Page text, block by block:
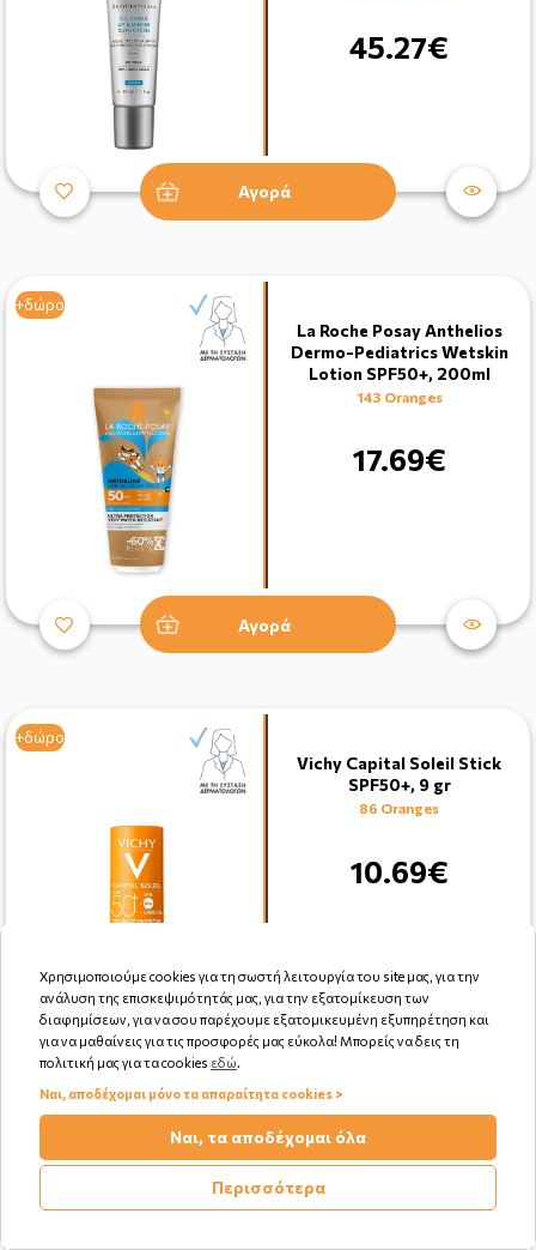
45.27€
Αγορά
+δώρο
La Roche Posay Anthelios
Dermo-Pediatrics Wetskin
Lotion SPF50+, 200ml
143 Oranges
17.69€
Αγορά
+δώρο
Vichy Capital Soleil Stick
SPF50+, 9 gr
86 Oranges
10.69€
+δώρο
La Roche Posay Anthelios
Χρησιμοποιούμε cookies για τη σωστή λειτουργία του site μας, για την
ανάλυση της επισκεψιμότητάς μας, για την εξατομίκευση των
διαφημίσεων, για να σου παρέχουμε εξατομικευμένη εξυπηρέτηση και
για να μαθαίνεις για τις προσφορές μας εύκολα! Μπορείς να δεις τη
πολιτική μας για τα cookies εδώ.
Ναι, αποδέχομαι μόνο τα απαραίτητα cookies >
Ναι, τα αποδέχομαι όλα
Περισσότερα